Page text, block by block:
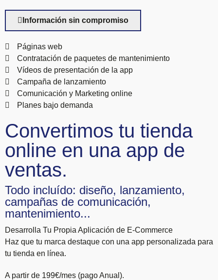
Información sin compromiso
Páginas web
Contratación de paquetes de mantenimiento
Vídeos de presentación de la app
Campaña de lanzamiento
Comunicación y Marketing online
Planes bajo demanda
Convertimos tu tienda
online en una app de
ventas.
Todo incluído: diseño, lanzamiento,
campañas de comunicación,
mantenimiento...
Desarrolla Tu Propia Aplicación de E-Commerce
Haz que tu marca destaque con una app personalizada para
tu tienda en línea.
A partir de 199€/mes (pago Anual).